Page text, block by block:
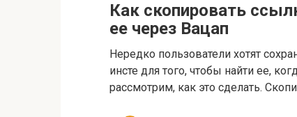
Как скопировать
ее через Вацап
Нередко пользователи хотят
инсте для того, чтобы найти ее,
рассмотрим, как это сделать.